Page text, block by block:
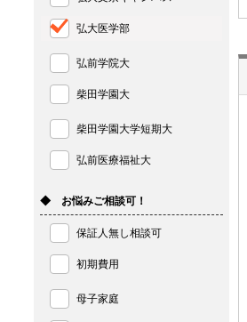
弘大医学部
弘前学院大
柴田学園大
柴田学園大学短期大
弘前医療福祉大
◆ お悩みご相談可！
保証人無し相談可
初期費用
母子家庭